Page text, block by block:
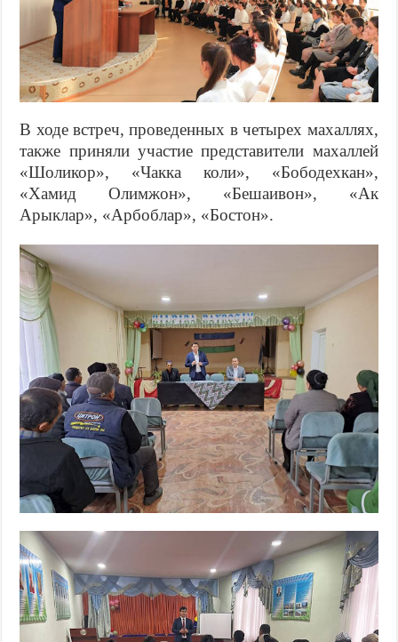
В ходе встреч, проведенных в четырех махаллях,
также приняли участие представители махаллей
«Шоликор», «Чакка коли», «Бободехкан»,
«Хамид Олимжон», «Бешаивон», «Ак
Арыклар», «Арбоблар», «Бостон».